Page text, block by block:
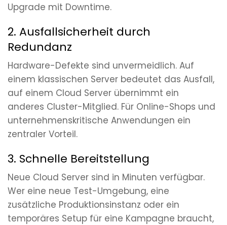
Upgrade mit Downtime.
2. Ausfallsicherheit durch
Redundanz
Hardware-Defekte sind unvermeidlich. Auf
einem klassischen Server bedeutet das Ausfall,
auf einem Cloud Server übernimmt ein
anderes Cluster-Mitglied. Für Online-Shops und
unternehmenskritische Anwendungen ein
zentraler Vorteil.
3. Schnelle Bereitstellung
Neue Cloud Server sind in Minuten verfügbar.
Wer eine neue Test-Umgebung, eine
zusätzliche Produktionsinstanz oder ein
temporäres Setup für eine Kampagne braucht,